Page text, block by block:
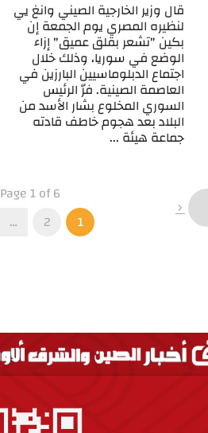
قال وزير الخارجية الصيني وانغ يي
لنظيره المصري يوم الجمعة إن
بكين "تشعر بقلق عميق" إزاء
الوضع في سوريا، وذلك خلال
اجتماع الدبلوماسيين البارزين في
العاصمة الصينية. فرّ الرئيس
السوري المخلوع بشار الأسد من
البلاد بعد هجوم خاطف قادته
جماعة هيئة ...
Page 1 of 6
1
2
…